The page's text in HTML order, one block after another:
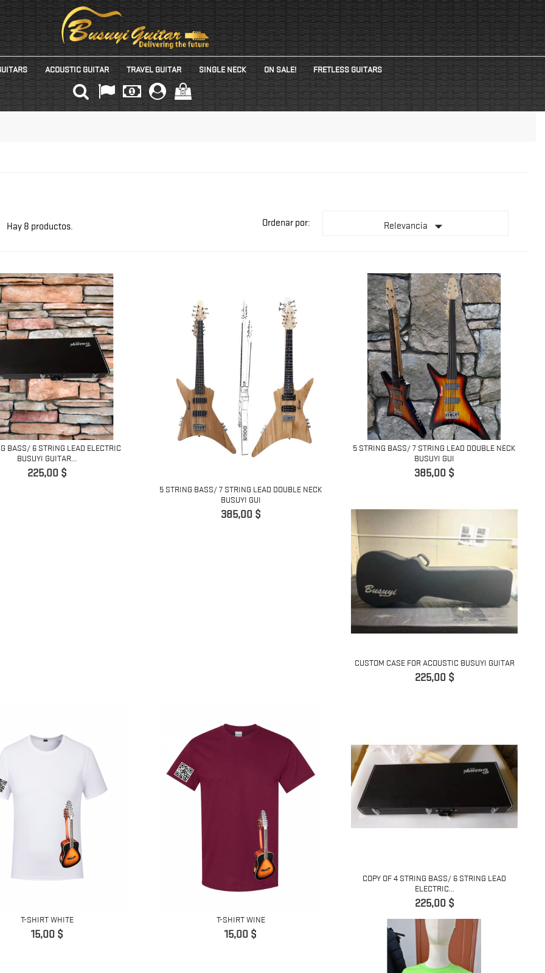
ACOUSTIC GUITAR TRAVEL GUITAR SINGLE NECK ON SALE! FRETLESS GUITARS
(0)
Hay 8 productos. Ordenar por: Relevancia 
BASS/ 6 STRING LEAD ELECTRIC
BUSUYI GUITAR...
Precio
225,00 $
5 STRING BASS/ 7 STRING LEAD DOUBLE NECK
BUSUYI GUI
Precio
385,00 $
5 STRING BASS/ 7 STRING LEAD DOUBLE NECK
BUSUYI GUI
Precio
385,00 $
CUSTOM CASE FOR ACOUSTIC BUSUYI GUITAR
Precio
225,00 $
T-SHIRT WHITE
Precio
15,00 $
T-SHIRT WINE
Precio
15,00 $
COPY OF 4 STRING BASS/ 6 STRING LEAD
ELECTRIC...
Precio
225,00 $